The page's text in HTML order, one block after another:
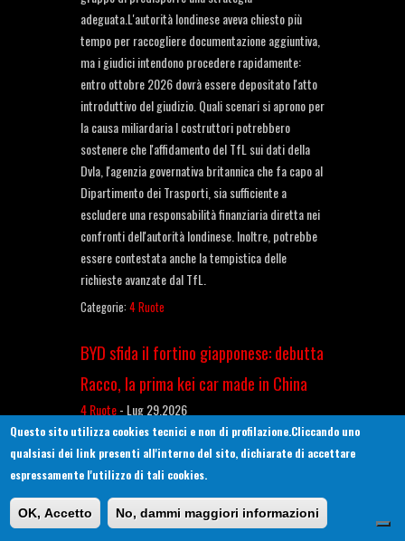
adeguata.L'autorità londinese aveva chiesto più
tempo per raccogliere documentazione aggiuntiva,
ma i giudici intendono procedere rapidamente:
entro ottobre 2026 dovrà essere depositato l'atto
introduttivo del giudizio. Quali scenari si aprono per
la causa miliardaria I costruttori potrebbero
sostenere che l'affidamento del TfL sui dati della
Dvla, l'agenzia governativa britannica che fa capo al
Dipartimento dei Trasporti, sia sufficiente a
escludere una responsabilità finanziaria diretta nei
confronti dell'autorità londinese. Inoltre, potrebbe
essere contestata anche la tempistica delle
richieste avanzate dal TfL.
Categorie: 4 Ruote
BYD sfida il fortino giapponese: debutta
Racco, la prima kei car made in China
4 Ruote- Lug 29,2026
L'assalto della BYD al mercato giapponese delle kei
car si concretizza con il debutto della Racco. La
vettura, anticipata nei mesi scorsi e destinata
esclusivamente al mercato nipponico, entra in una
delle nicchie automobilistiche più particolari del
Questo sito utilizza cookies tecnici e non di profilazione.Cliccando uno
qualsiasi dei link presenti all'interno del sito, dichiarate di accettare
espressamente l'utilizzo di tali cookies.
OK, Accetto No, dammi maggiori informazioni